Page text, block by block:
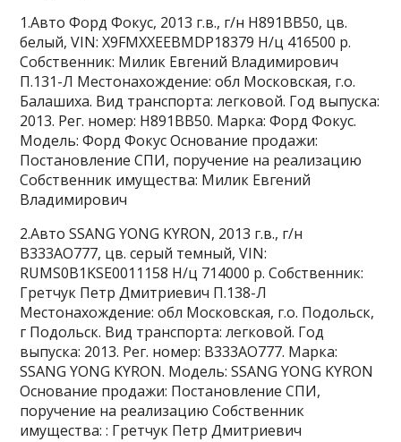
1.Авто Форд Фокус, 2013 г.в., г/н Н891ВВ50, цв.
белый, VIN: X9FMXXEEBMDP18379 Н/ц 416500 р.
Собственник: Милик Евгений Владимирович
П.131-Л Местонахождение: обл Московская, г.о.
Балашиха. Вид транспорта: легковой. Год выпуска:
2013. Рег. номер: Н891ВВ50. Марка: Форд Фокус.
Модель: Форд Фокус Основание продажи:
Постановление СПИ, поручение на реализацию
Собственник имущества: Милик Евгений
Владимирович
2.Авто SSANG YONG KYRON, 2013 г.в., г/н
В333АО777, цв. серый темный, VIN:
RUMS0B1KSE0011158 Н/ц 714000 р. Собственник:
Гретчук Петр Дмитриевич П.138-Л
Местонахождение: обл Московская, г.о. Подольск,
г Подольск. Вид транспорта: легковой. Год
выпуска: 2013. Рег. номер: В333АО777. Марка:
SSANG YONG KYRON. Модель: SSANG YONG KYRON
Основание продажи: Постановление СПИ,
поручение на реализацию Собственник
имущества: : Гретчук Петр Дмитриевич